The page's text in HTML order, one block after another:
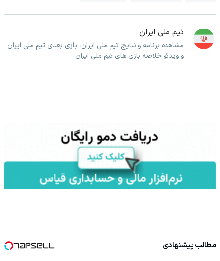
تیم ملی ایران
مشاهده برنامه و نتایج تیم ملی ایران، بازی بعدی تیم ملی ایران
و ویدئو خلاصه بازی های تیم ملی ایران
مطالب پیشنهادی